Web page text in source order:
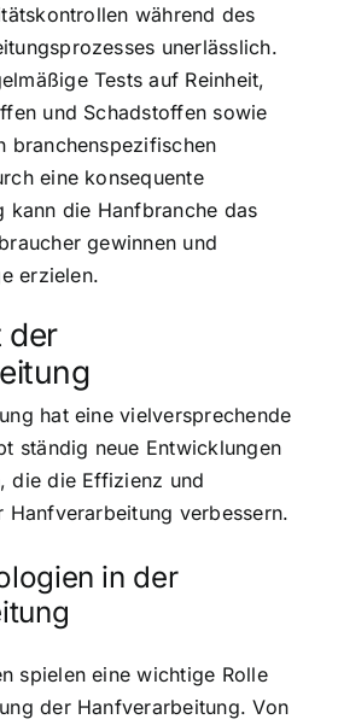
während des
unerlässlich.
Tests auf Reinheit,
und Schadstoffen sowie
branchenspezifischen
eine konsequente
kann die Hanfbranche das
gewinnen und
erzielen.
der
hat eine vielversprechende
ständig neue Entwicklungen
die die Effizienz und
Hanfverarbeitung verbessern.
in der
spielen eine wichtige Rolle
der Hanfverarbeitung. Von